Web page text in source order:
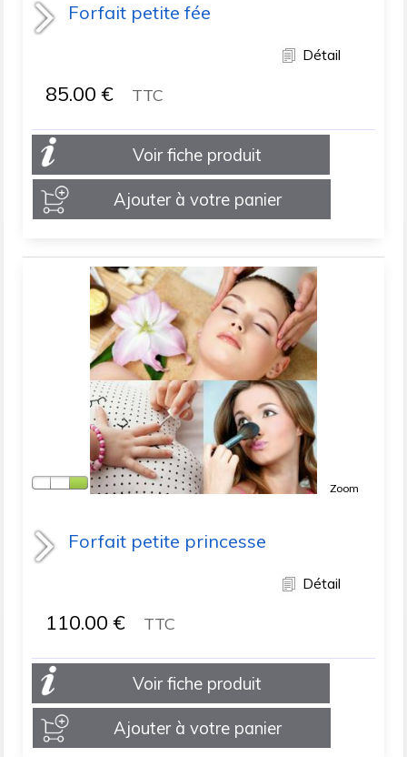
Forfait petite fée
Détail
85.00 € TTC
Voir fiche produit
Ajouter à votre panier
Zoom
Forfait petite princesse
Détail
110.00 € TTC
Voir fiche produit
Ajouter à votre panier